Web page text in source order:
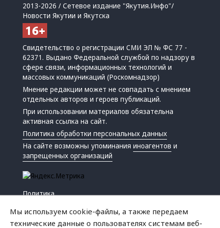
2013-2026 / Сетевое издание "Якутия.Инфо"/
Новости Якутии и Якутска
Свидетельство о регистрации СМИ ЭЛ № ФС 77 -
62371. Выдано Федеральной службой по надзору в
сфере связи, информационных технологий и
массовых коммуникаций (Роскомнадзор)
Мнение редакции может не совпадать с мнением
отдельных авторов и героев публикаций.
При использовании материалов обязательна
активная ссылка на сайт.
Политика обработки персональных данных
На сайте возможны упоминанияиноагентов и
запрещенных организаций
Политика
Мы используем cookie-файлы, а также передаем
технические данные о пользователях системам веб-